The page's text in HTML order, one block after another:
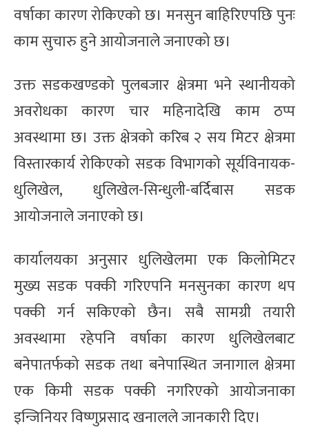
वर्षाका कारण रोकिएको छ। मनसुन बाहिरिएपछि पुनः
काम सुचारु हुने आयोजनाले जनाएको छ।
उक्त सडकखण्डको पुलबजार क्षेत्रमा भने स्थानीयको
अवरोधका कारण चार महिनादेखि काम ठप्प
अवस्थामा छ। उक्त क्षेत्रको करिब २ सय मिटर क्षेत्रमा
विस्तारकार्य रोकिएको सडक विभागको सूर्यविनायक-
धुलिखेल, धुलिखेल-सिन्धुली-बर्दिबास सडक
आयोजनाले जनाएको छ।
कार्यालयका अनुसार धुलिखेलमा एक किलोमिटर
मुख्य सडक पक्की गरिएपनि मनसुनका कारण थप
पक्की गर्न सकिएको छैन। सबै सामग्री तयारी
अवस्थामा रहेपनि वर्षाका कारण धुलिखेलबाट
बनेपातर्फको सडक तथा बनेपास्थित जनागाल क्षेत्रमा
एक किमी सडक पक्की नगरिएको आयोजनाका
इन्जिनियर विष्णुप्रसाद खनालले जानकारी दिए।